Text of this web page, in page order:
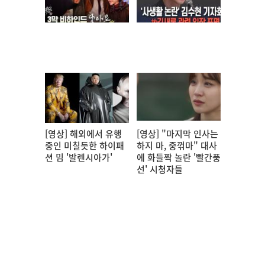
[영상] 해외에서 유행
중인 미칠듯한 하이패
션 밈 '발렌시아가'
[영상] "마지막 인사는
하지 마, 중꺾마" 대사
에 화들짝 놀란 '빨간풍
선' 시청자들